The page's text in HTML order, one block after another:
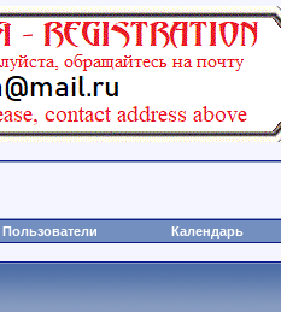
Пользователи Календарь